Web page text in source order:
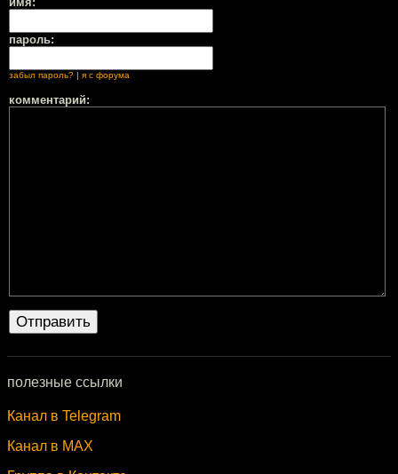
пароль:
забыл пароль? | я с форума
комментарий:
полезные ссылки
Канал в Telegram
Канал в MAX